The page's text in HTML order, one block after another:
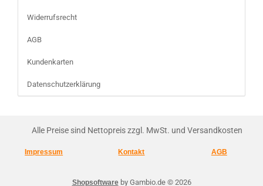
Widerrufsrecht
AGB
Kundenkarten
Datenschutzerklärung
Alle Preise sind Nettopreis zzgl. MwSt. und Versandkosten
Impressum Kontakt AGB
Shopsoftwareby Gambio.de © 2026